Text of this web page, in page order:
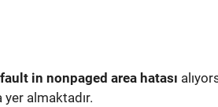
in nonpaged area hatası
yer almaktadır.